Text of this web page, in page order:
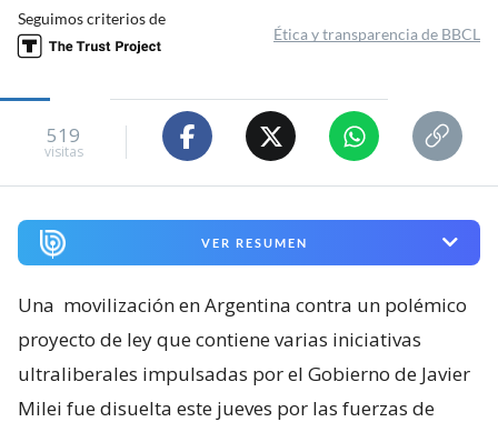
Seguimos criterios de
Ética y transparencia de BBCL
519
visitas
VER RESUMEN
Una movilización en Argentina contra un polémico
proyecto de ley que contiene varias iniciativas
ultraliberales impulsadas por el Gobierno de Javier
Milei fue disuelta este jueves por las fuerzas de